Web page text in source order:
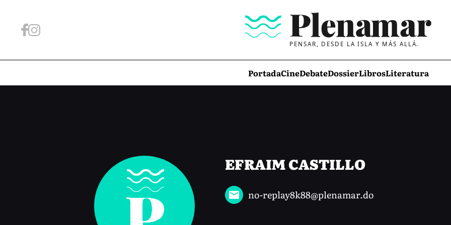
PENSAR, DESDE LA ISLA Y MÁS ALLÁ.
PortadaCineDebateDossierLibrosLiteratura
EFRAIM CASTILLO
no-replay8k88@plenamar.do